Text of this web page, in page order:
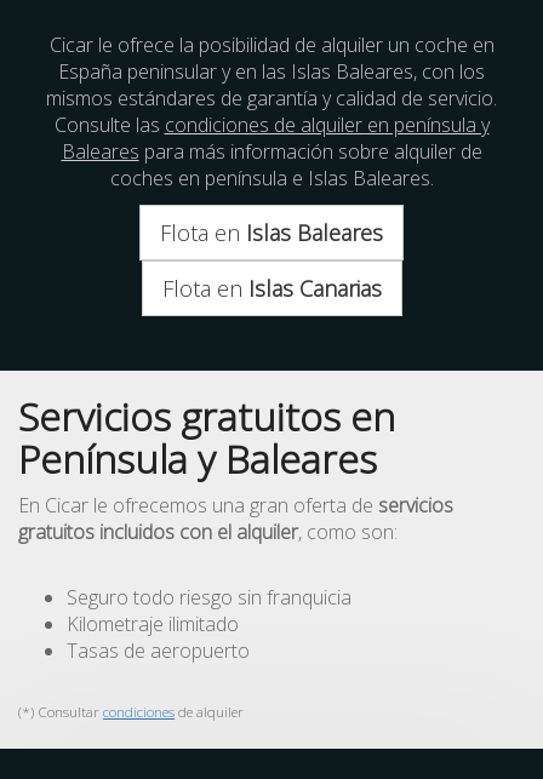
Cicar le ofrece la posibilidad de alquiler un coche en
España peninsular y en las Islas Baleares, con los
mismos estándares de garantía y calidad de servicio.
Consulte las condiciones de alquiler en península y
Baleares para más información sobre alquiler de
coches en península e Islas Baleares.
Flota en Islas Baleares
Flota en Islas Canarias
Servicios gratuitos en
Península y Baleares
En Cicar le ofrecemos una gran oferta de servicios
gratuitos incluidos con el alquiler, como son:
Seguro todo riesgo sin franquicia
Kilometraje ilimitado
Tasas de aeropuerto
(*) Consultar condiciones de alquiler